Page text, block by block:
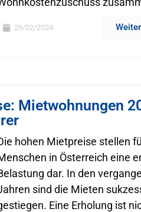
29/02/2024
Mietwohnungen
hohen Mietpreise stellen
in Österreich eine
dar. In den
sind die Mieten
Eine Erholung ist